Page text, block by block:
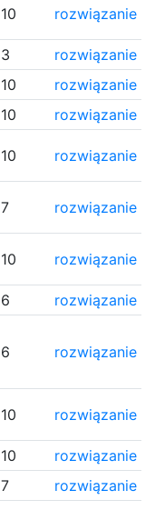
10 rozwiązanie
3
rozwiązanie
10
rozwiązanie
10
rozwiązanie
10 rozwiązanie
7 rozwiązanie
10 rozwiązanie
6
rozwiązanie
6 rozwiązanie
10 rozwiązanie
10
rozwiązanie
7
rozwiązanie